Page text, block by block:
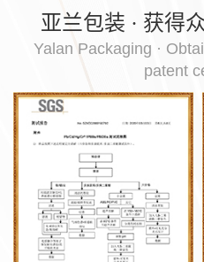
亚兰包装 · 获得
Yalan Packaging ·
patent